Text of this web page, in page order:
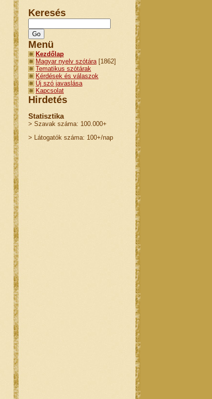
Keresés
Menü
Kezdőlap
Magyar nyelv szótára[1862]
Tematikus szótárak
Kérdések és válaszok
Új szó javaslása
Kapcsolat
Hirdetés
Statisztika
> Szavak száma: 100.000+
> Látogatók száma: 100+/nap